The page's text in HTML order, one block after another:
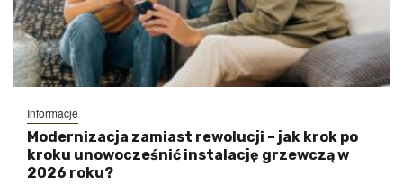
Informacje
Modernizacja zamiast rewolucji – jak krok po
kroku unowocześnić instalację grzewczą w
2026 roku?